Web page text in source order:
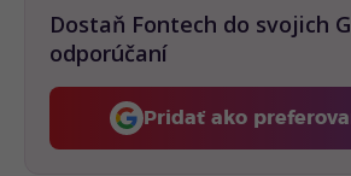
Dostaň Fontech do svojich
odporúčaní
Pridať ako